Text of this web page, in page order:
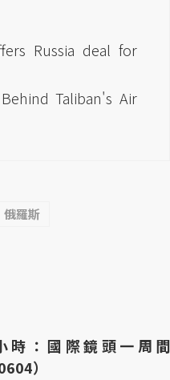
Russia deal for
Taliban's Air
俄羅斯
時：國際鏡頭一周間
）